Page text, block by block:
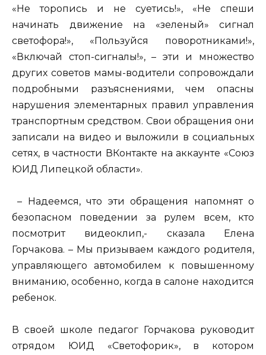
«Не торопись и не суетись!», «Не спеши
начинать движение на «зеленый» сигнал
светофора!», «Пользуйся поворотниками!»,
«Включай стоп-сигналы!», – эти и множество
других советов мамы-водители сопровождали
подробными разъяснениями, чем опасны
нарушения элементарных правил управления
транспортным средством. Свои обращения они
записали на видео и выложили в социальных
сетях, в частности ВКонтакте на аккаунте «Союз
ЮИД Липецкой области».
– Надеемся, что эти обращения напомнят о
безопасном поведении за рулем всем, кто
посмотрит видеоклип,- сказала Елена
Горчакова. – Мы призываем каждого родителя,
управляющего автомобилем к повышенному
вниманию, особенно, когда в салоне находится
ребенок.
В своей школе педагог Горчакова руководит
отрядом ЮИД «Светофорик», в котором